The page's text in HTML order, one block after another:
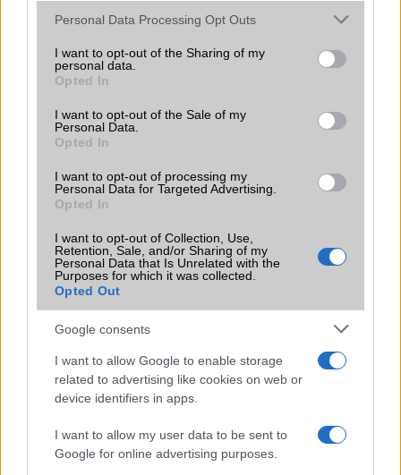
Please note that this website/app uses one or more Google
not limited to your visit or usage behaviour. You may click to
grant or deny consent to Google and its third-party tags to
use your data for below specified purposes in below Google
consent section.
Personal Data Processing Opt Outs
I want to opt-out of the Sharing of my
personal data.
Opted In
I want to opt-out of the Sale of my
Personal Data.
Opted In
I want to opt-out of processing my
Personal Data for Targeted Advertising.
Opted In
I want to opt-out of Collection, Use,
Retention, Sale, and/or Sharing of my
Personal Data that Is Unrelated with the
Purposes for which it was collected.
Opted Out
Google consents
I want to allow Google to enable storage
related to advertising like cookies on web or
device identifiers in apps.
I want to allow my user data to be sent to
Google for online advertising purposes.
Már elérhető a Xiaomi Redmi Y3
Bövűl a Redmi palettája!
64 megapixeles Xiaomi 70.000 Forintért?!
Óriási kedvezménnyel veheted most meg a kamerakirály
Xiaomi Redmi Note 12 Pro+ 5G-t
Xiaomi: új készülékkel robbantja be a nyarat
Megérkezett a Redmi A3x: új kedvenc középkategóriás
Durván nagy akkumulátor jön a Redmi szériába – a Xiaomi
9.000 mAh-s teleppel kísérletezik
További hírek
LEGOLVASOTTABBAK
Számos népszerű Samsung Galaxy készülék kimarad a One
UI 9 frissítésből – itt a lista az érintett modellekről